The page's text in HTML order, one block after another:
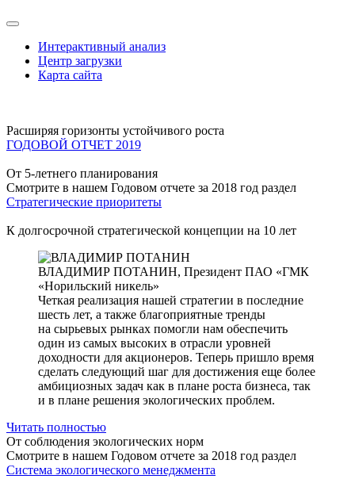
Интерактивный анализ
Центр загрузки
Карта сайта
Расширяя горизонты устойчивого роста
ГОДОВОЙ ОТЧЕТ 2019
От 5-летнего планирования
Смотрите в нашем Годовом отчете за 2018 год раздел
Стратегические приоритеты
К долгосрочной стратегической концепции на 10 лет
ВЛАДИМИР ПОТАНИН, Президент ПАО «ГМК
«Норильский никель»
Четкая реализация нашей стратегии в последние
шесть лет, а также благоприятные тренды
на сырьевых рынках помогли нам обеспечить
один из самых высоких в отрасли уровней
доходности для акционеров. Теперь пришло время
сделать следующий шаг для достижения еще более
амбициозных задач как в плане роста бизнеса, так
и в плане решения экологических проблем.
Читать полностью
От соблюдения экологических норм
Смотрите в нашем Годовом отчете за 2018 год раздел
Система экологического менеджмента